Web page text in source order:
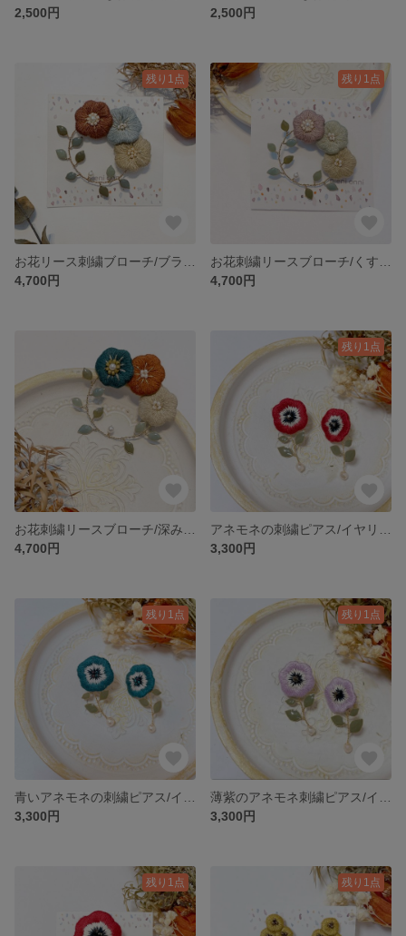
2,500円
2,500円
残り1点
4,700円
残り1点
4,700円
4,700円
残り1点
3,300円
残り1点
3,300円
残り1点
3,300円
残り1点 残り1点